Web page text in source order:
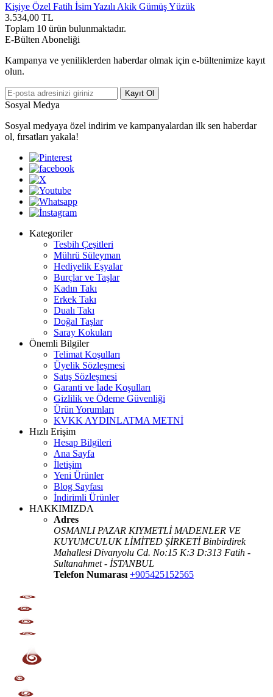
Kişiye Özel Fatih İsim Yazılı Akik Gümüş Yüzük
3.534,00 TL
Toplam 10 ürün bulunmaktadır.
E-Bülten Aboneliği
Kampanya ve yeniliklerden haberdar olmak için e-bültenimize kayıt
olun.
Kayıt Ol
Sosyal Medya
Sosyal medyaya özel indirim ve kampanyalardan ilk sen haberdar
ol, fırsatları yakala!
Kategoriler
Tesbih Çeşitleri
Mührü Süleyman
Hediyelik Eşyalar
Burçlar ve Taşlar
Kadın Takı
Erkek Takı
Dualı Takı
Doğal Taşlar
Saray Kokuları
Önemli Bilgiler
Telimat Koşulları
Üyelik Sözleşmesi
Satış Sözleşmesi
Garanti ve İade Koşulları
Gizlilik ve Ödeme Güvenliği
Ürün Yorumları
KVKK AYDINLATMA METNİ
Hızlı Erişim
Hesap Bilgileri
Ana Sayfa
İletişim
Yeni Ürünler
Blog Sayfası
İndirimli Ürünler
HAKKIMIZDA
Adres
OSMANLI PAZAR KIYMETLİ MADENLER VE
KUYUMCULUK LİMİTED ŞİRKETİ Binbirdirek
Mahallesi Divanyolu Cd. No:15 K:3 D:313 Fatih -
Sultanahmet - İSTANBUL
Telefon Numarası +905425152565